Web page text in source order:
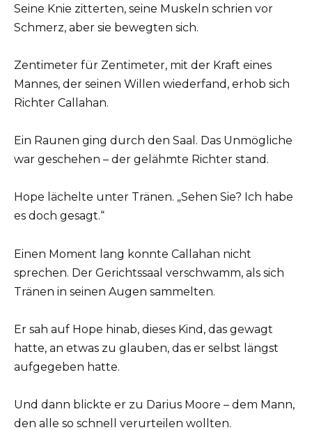
Seine Knie zitterten, seine Muskeln schrien vor
Schmerz, aber sie bewegten sich.
Zentimeter für Zentimeter, mit der Kraft eines
Mannes, der seinen Willen wiederfand, erhob sich
Richter Callahan.
Ein Raunen ging durch den Saal. Das Unmögliche
war geschehen – der gelähmte Richter stand.
Hope lächelte unter Tränen. „Sehen Sie? Ich habe
es doch gesagt.“
Einen Moment lang konnte Callahan nicht
sprechen. Der Gerichtssaal verschwamm, als sich
Tränen in seinen Augen sammelten.
Er sah auf Hope hinab, dieses Kind, das gewagt
hatte, an etwas zu glauben, das er selbst längst
aufgegeben hatte.
Und dann blickte er zu Darius Moore – dem Mann,
den alle so schnell verurteilen wollten.